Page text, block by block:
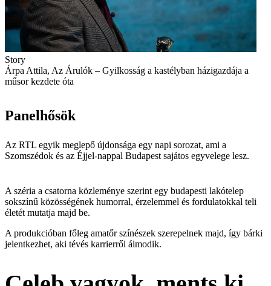
Story
Árpa Attila, Az Árulók – Gyilkosság a kastélyban házigazdája a
műsor kezdete óta
Panelhősök
Az RTL egyik meglepő újdonsága egy napi sorozat, ami a
Szomszédok és az Éjjel-nappal Budapest sajátos egyvelege lesz.
A széria a csatorna közleménye szerint egy budapesti lakótelep
sokszínű közösségének humorral, érzelemmel és fordulatokkal teli
életét mutatja majd be.
A produkcióban főleg amatőr színészek szerepelnek majd, így bárki
jelentkezhet, aki tévés karrierről álmodik.